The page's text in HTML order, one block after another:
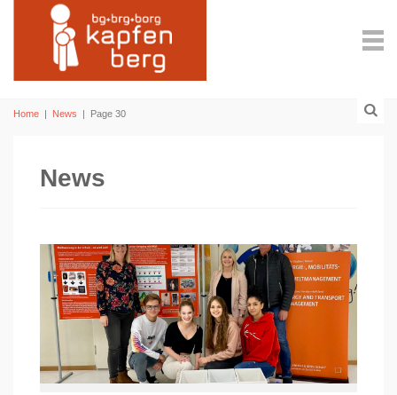
Home | News | Page 30
News